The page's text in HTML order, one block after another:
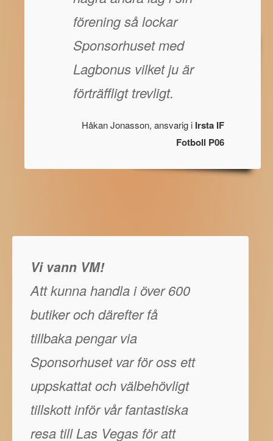
förening så lockar
Sponsorhuset med
Lagbonus vilket ju är
förträffligt trevligt.
Håkan Jonasson, ansvarig i Irsta IF
Fotboll P06
Vi vann VM!
Att kunna handla i över 600
butiker och därefter få
tillbaka pengar via
Sponsorhuset var för oss ett
uppskattat och välbehövligt
tillskott inför vår fantastiska
resa till Las Vegas för att